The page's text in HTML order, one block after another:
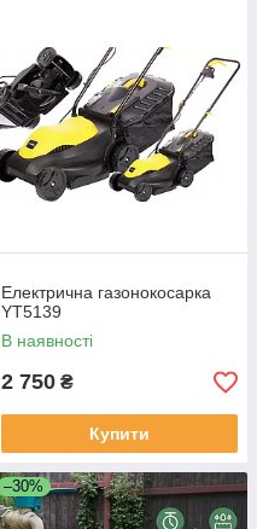
Електрична газонокосарка
YT5139
В наявності
2 750 ₴
Купити
–30%